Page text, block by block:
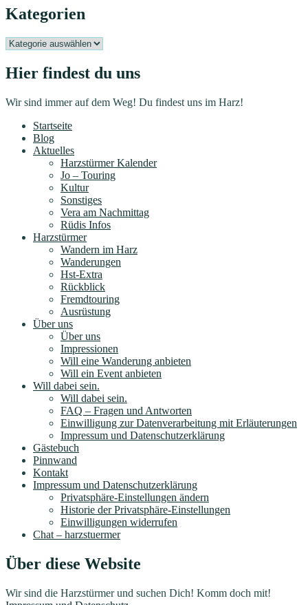
Kategorien
Kategorien
Hier findest du uns
Wir sind immer auf dem Weg! Du findest uns im Harz!
Startseite
Blog
Aktuelles
Harzstürmer Kalender
Jo – Touring
Kultur
Sonstiges
Vera am Nachmittag
Rüdis Infos
Harzstürmer
Wandern im Harz
Wanderungen
Hst-Extra
Rückblick
Fremdtouring
Ausrüstung
Über uns
Über uns
Impressionen
Will eine Wanderung anbieten
Will ein Event anbieten
Will dabei sein.
Will dabei sein.
FAQ – Fragen und Antworten
Einwilligung zur Datenverarbeitung mit Erläuterungen
Impressum und Datenschutzerklärung
Gästebuch
Pinnwand
Kontakt
Impressum und Datenschutzerklärung
Privatsphäre-Einstellungen ändern
Historie der Privatsphäre-Einstellungen
Einwilligungen widerrufen
Chat – harzstuermer
Über diese Website
Wir sind die Harzstürmer und suchen Dich! Komm doch mit!